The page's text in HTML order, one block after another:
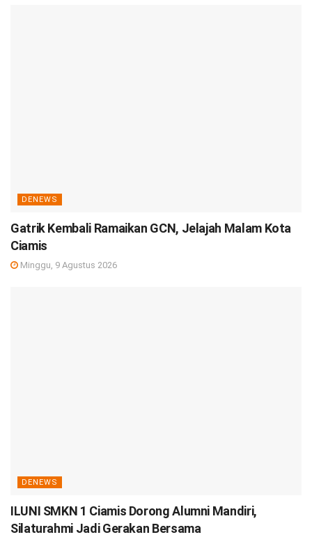
DENEWS
Gatrik Kembali Ramaikan GCN, Jelajah Malam Kota
Ciamis
Minggu, 9 Agustus 2026
DENEWS
ILUNI SMKN 1 Ciamis Dorong Alumni Mandiri,
Silaturahmi Jadi Gerakan Bersama